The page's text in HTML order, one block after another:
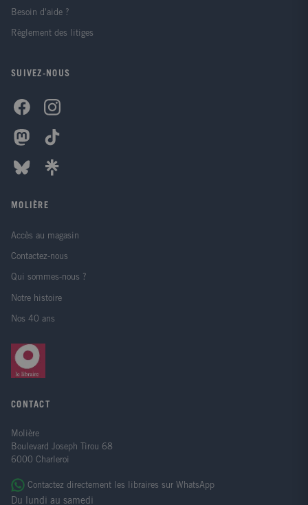
Besoin d'aide ?
Règlement des litiges
SUIVEZ-NOUS
MOLIÈRE
Accès au magasin
Contactez-nous
Qui sommes-nous ?
Notre histoire
Nos 40 ans
CONTACT
Molière
Boulevard Joseph Tirou 68
6000 Charleroi
Contactez directement les libraires sur WhatsApp
Du lundi au samedi